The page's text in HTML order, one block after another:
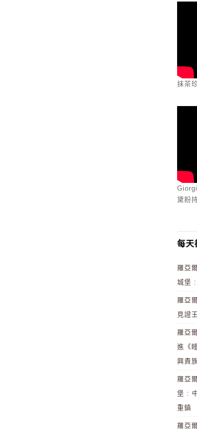
抹茶
黛粉
每天
羅亞
城堡 :
羅亞
見證
羅亞
進《
興貴
羅亞
堡 :
重鎮
羅亞